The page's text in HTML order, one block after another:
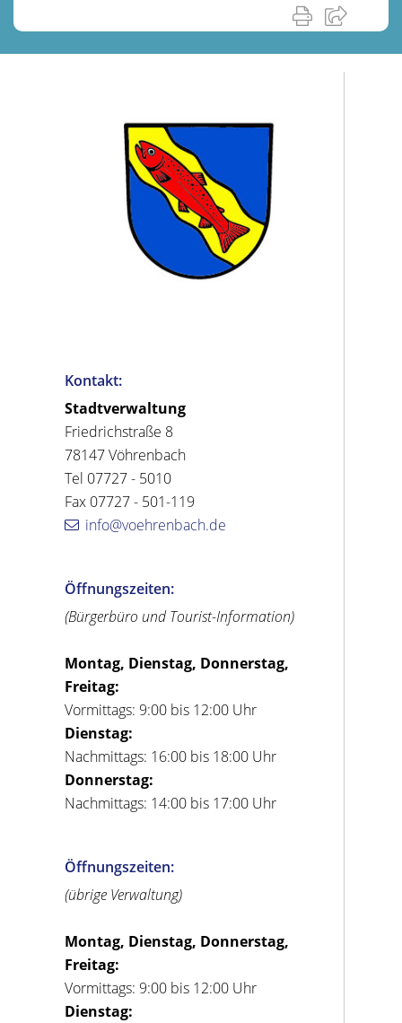
Kontakt:
Stadtverwaltung
Friedrichstraße 8
78147 Vöhrenbach
Tel 07727 - 5010
Fax 07727 - 501-119
info@voehrenbach.de
Öffnungszeiten:
(Bürgerbüro und Tourist-Information)
Montag, Dienstag, Donnerstag,
Freitag:
Vormittags: 9:00 bis 12:00 Uhr
Dienstag:
Nachmittags: 16:00 bis 18:00 Uhr
Donnerstag:
Nachmittags: 14:00 bis 17:00 Uhr
Öffnungszeiten:
(übrige Verwaltung)
Montag, Dienstag, Donnerstag,
Freitag:
Vormittags: 9:00 bis 12:00 Uhr
Dienstag: